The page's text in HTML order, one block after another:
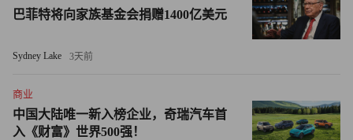
项冠军产品。
台765kV超高压变压器，一次性通过所有出厂试验与例行试
验，并以10个月极速交付周期，创下行业新标杆。
巴菲特将向家族基金会捐赠1400亿美元
Sydney Lake 3天前
商业
中国大陆唯一新入榜企业，奇瑞汽车首
入《财富》世界500强！